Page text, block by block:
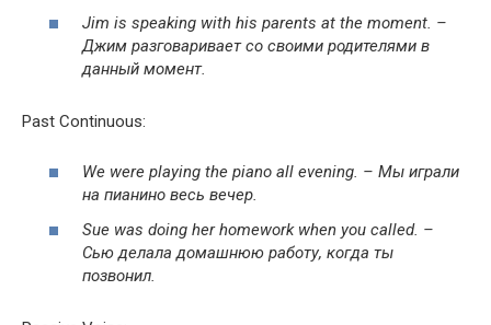
Jim is speak­ing with his par­ents at the moment. –
Джим разговаривает со своими родителями в
данный момент.
Past Con­tin­u­ous:
We were play­ing the piano all evening. – Мы играли
на пианино весь вечер.
Sue was doing her home­work when you called. –
Сьюделала домашнюю работу, когда ты
позвонил.